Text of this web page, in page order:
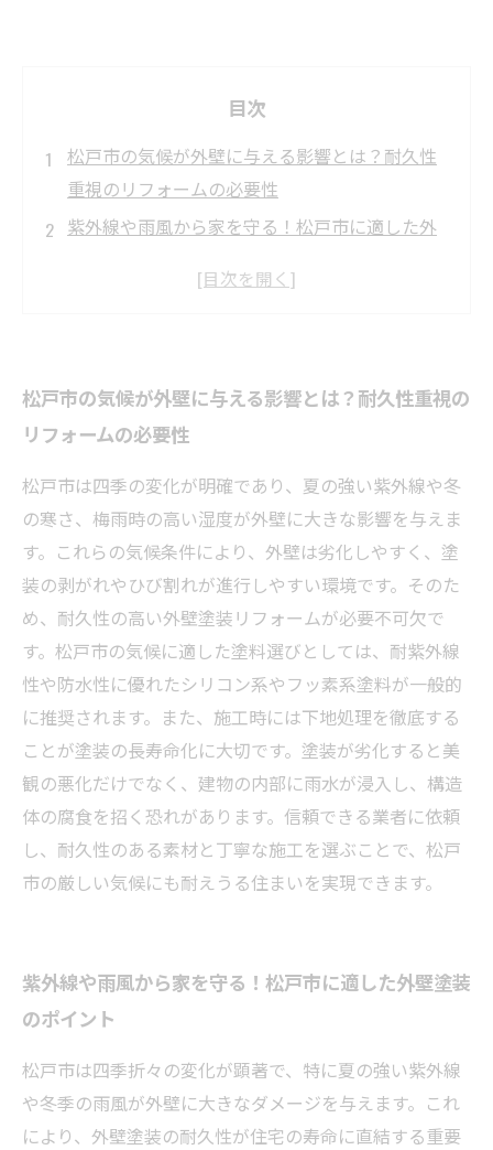
目次
松戸市の気候が外壁に与える影響とは？耐久性
重視のリフォームの必要性
紫外線や雨風から家を守る！松戸市に適した外
信頼できる素材選びで差がつく！耐久性の高い
フォームで気をつけるべきこと
耐久性の高い外壁塗装で長持ちする住まいを実
現！松戸市の成功事例紹介
松戸市で外壁リフォームをするなら知っておき
たい耐久性アップ術
住まいを美しく保つために！松戸市の外壁塗装
リフォームで長期間安心生活
松戸市の気候が外壁に与える影響とは？耐久性重視の
リフォームの必要性
松戸市は四季の変化が明確であり、夏の強い紫外線や冬
の寒さ、梅雨時の高い湿度が外壁に大きな影響を与えま
す。これらの気候条件により、外壁は劣化しやすく、塗
装の剥がれやひび割れが進行しやすい環境です。そのた
め、耐久性の高い外壁塗装リフォームが必要不可欠で
す。松戸市の気候に適した塗料選びとしては、耐紫外線
性や防水性に優れたシリコン系やフッ素系塗料が一般的
に推奨されます。また、施工時には下地処理を徹底する
ことが塗装の長寿命化に大切です。塗装が劣化すると美
観の悪化だけでなく、建物の内部に雨水が浸入し、構造
体の腐食を招く恐れがあります。信頼できる業者に依頼
し、耐久性のある素材と丁寧な施工を選ぶことで、松戸
市の厳しい気候にも耐えうる住まいを実現できます。
紫外線や雨風から家を守る！松戸市に適した外壁塗装
のポイント
松戸市は四季折々の変化が顕著で、特に夏の強い紫外線
や冬季の雨風が外壁に大きなダメージを与えます。これ
により、外壁塗装の耐久性が住宅の寿命に直結する重要